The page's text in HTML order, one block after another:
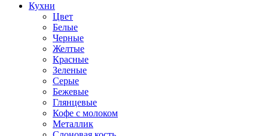
Кухни
Цвет
Белые
Черные
Желтые
Красные
Зеленые
Серые
Бежевые
Глянцевые
Кофе с молоком
Металлик